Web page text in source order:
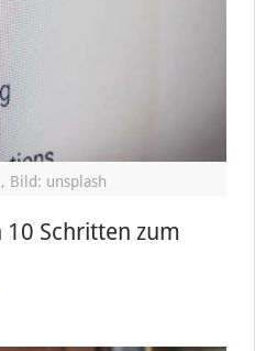
Bild: unsplash
10 Schritten zum